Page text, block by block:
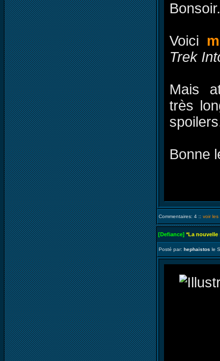
Voici
Trek
Mais
très
Bonne
Commentaires: 4 :: voir les
[Defiance] *La nouvelle
Posté par: hephaistos le